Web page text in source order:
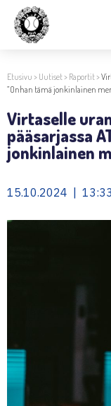
Etusivu > Uutiset> Raportit>
”Onhan tämä jonkinlainen
Virtaselle
pääsarjassa
jonkinlainen
15.10.2024 |